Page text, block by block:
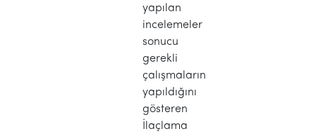
yapılan
incelemeler
sonucu
gerekli
çalışmaların
yapıldığını
gösteren
İlaçlama